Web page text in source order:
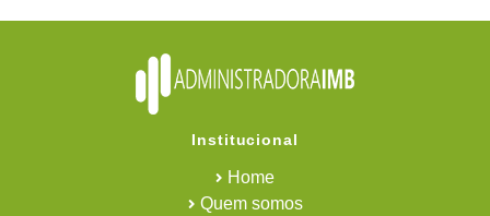
Institucional
Home
Quem somos